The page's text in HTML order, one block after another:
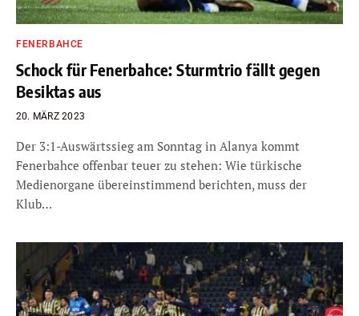
FENERBAHCE
Schock für Fenerbahce: Sturmtrio fällt gegen
Besiktas aus
20. MÄRZ 2023
Der 3:1-Auswärtssieg am Sonntag in Alanya kommt
Fenerbahce offenbar teuer zu stehen: Wie türkische
Medienorgane übereinstimmend berichten, muss der
Klub…